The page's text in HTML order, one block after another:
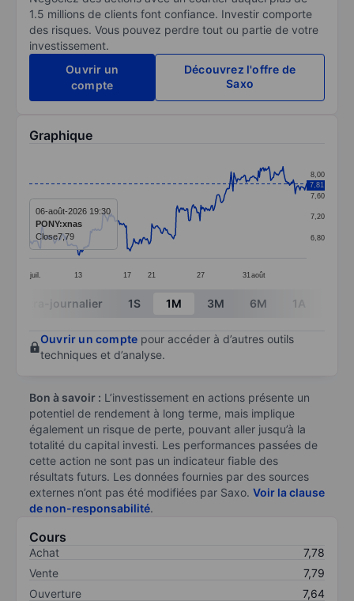
1.5 millions de clients font confiance. Investir comporte
des risques. Vous pouvez perdre tout ou partie de votre
investissement.
Ouvrir un
compte
Découvrez l'offre de
Saxo
Graphique
Line chart with 295 data points.
The chart has 1 X axis displaying categories.
The chart has 1 Y axis displaying values. Data
juil. 13 17 21 27 31 août
6,80
7,20
7,60
8,00
7,81
06-août-2026 19:30
PONY:xnas
Close7,79
End of interactive chart.
Intra-journalier 1S 1M 3M 6M 1A
Ouvrir un compte pour accéder à d’autres outils
techniques et d’analyse.
Bon à savoir : L’investissement en actions présente un
potentiel de rendement à long terme, mais implique
également un risque de perte, pouvant aller jusqu’à la
totalité du capital investi. Les performances passées de
cette action ne sont pas un indicateur fiable des
résultats futurs. Les données fournies par des sources
externes n’ont pas été modifiées par Saxo. Voir la clause
de non-responsabilité.
Cours
Achat
7,78
Vente
7,79
Ouverture
7,64